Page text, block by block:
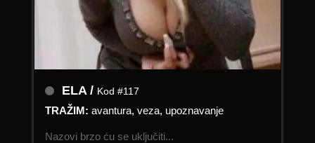
ELA / Kod #117
TRAŽIM: avantura, veza, upoznavanje
Nazovi brzo ću se uključiti...